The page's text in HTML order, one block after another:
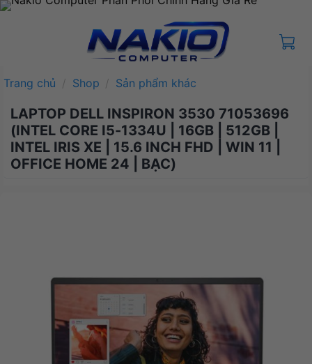
Bỏ
Trang chủ / Shop / Sản phẩm khác
LAPTOP DELL INSPIRON 3530 71053696
(INTEL CORE I5-1334U | 16GB | 512GB |
INTEL IRIS XE | 15.6 INCH FHD | WIN 11 |
OFFICE HOME 24 | BẠC)